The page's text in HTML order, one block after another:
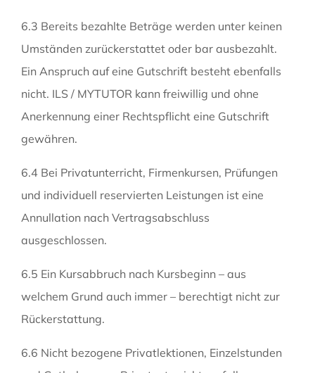
6.3 Bereits bezahlte Beträge werden unter keinen
Umständen zurückerstattet oder bar ausbezahlt.
Ein Anspruch auf eine Gutschrift besteht ebenfalls
nicht. ILS / MYTUTOR kann freiwillig und ohne
Anerkennung einer Rechtspflicht eine Gutschrift
gewähren.
6.4 Bei Privatunterricht, Firmenkursen, Prüfungen
und individuell reservierten Leistungen ist eine
Annullation nach Vertragsabschluss
ausgeschlossen.
6.5 Ein Kursabbruch nach Kursbeginn – aus
welchem Grund auch immer – berechtigt nicht zur
Rückerstattung.
6.6 Nicht bezogene Privatlektionen, Einzelstunden